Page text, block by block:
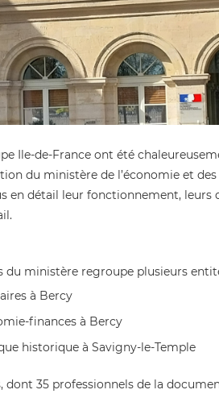
Ile-de-France ont été
du ministère de l’économie et
en détail leur fonctionnement, leurs
ministère regroupe plusieurs
à Bercy
finances à Bercy
historique à Savigny-le-Temple
dont 35 professionnels de la